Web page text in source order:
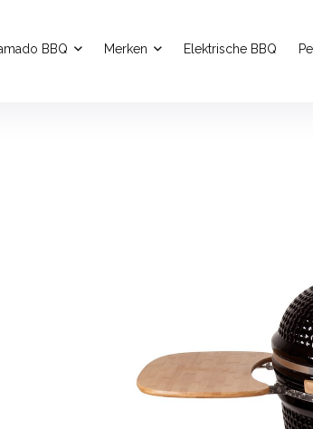
BBQ Merken Elektrische BBQ